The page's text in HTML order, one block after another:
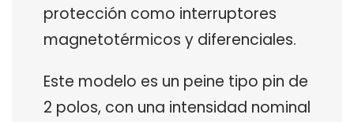
protección como interruptores
magnetotérmicos y diferenciales.
Este modelo es un peine tipo pin de
2 polos, con una intensidad nominal